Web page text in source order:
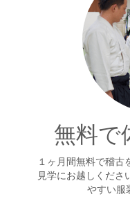
無料で
１ヶ月間無料で稽古
見学にお越しくださ
やすい服